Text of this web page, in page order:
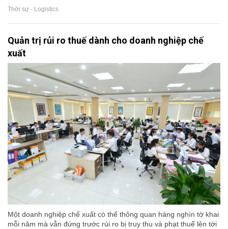
Thời sự - Logistics
Quản trị rủi ro thuế dành cho doanh nghiệp chế
xuất
Một doanh nghiệp chế xuất có thể thông quan hàng nghìn tờ khai
mỗi năm mà vẫn đứng trước rủi ro bị truy thu và phạt thuế lên tới